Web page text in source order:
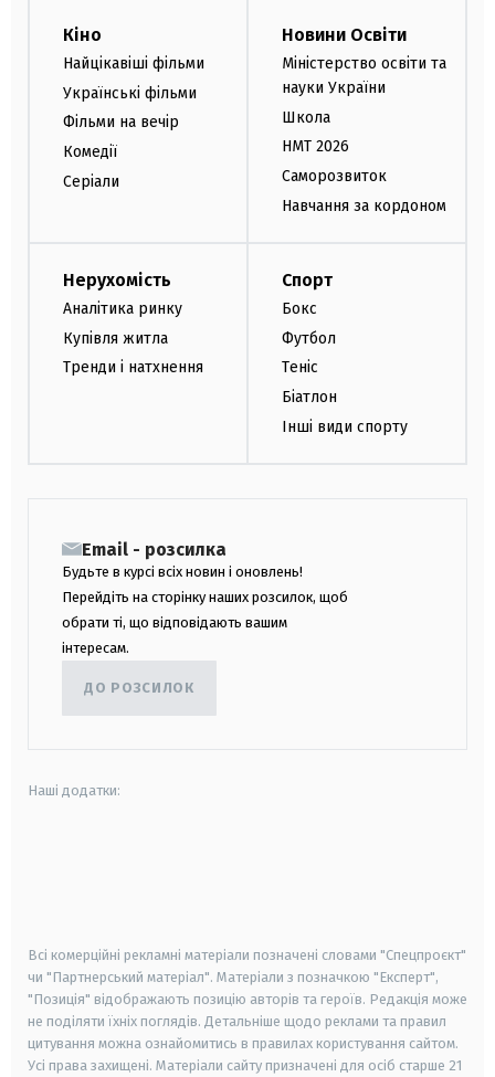
Кіно
Найцікавіші фільми
Українські фільми
Фільми на вечір
Комедії
Серіали
Новини Освіти
Міністерство освіти та
науки України
Школа
НМТ 2026
Саморозвиток
Навчання за кордоном
Нерухомість
Аналітика ринку
Купівля житла
Тренди і натхнення
Спорт
Бокс
Футбол
Теніс
Біатлон
Інші види спорту
Email - розсилка
Будьте в курсі всіх новин і оновлень!
Перейдіть на сторінку наших розсилок, щоб
обрати ті, що відповідають вашим
інтересам.
ДО РОЗСИЛОК
Наші додатки:
Всі комерційні рекламні матеріали позначені словами "Спецпроєкт"
чи "Партнерський матеріал". Матеріали з позначкою "Експерт",
"Позиція" відображають позицію авторів та героїв. Редакція може
не поділяти їхніх поглядів. Детальніше щодо реклами та правил
цитування можна ознайомитись в правилах користування сайтом.
Усі права захищені. Матеріали сайту призначені для осіб старше 21